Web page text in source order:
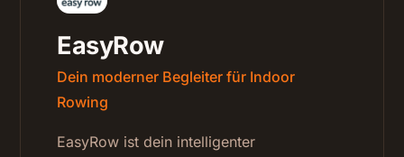
EasyRow
Dein moderner Begleiter für Indoor
Rowing
EasyRow ist dein intelligenter